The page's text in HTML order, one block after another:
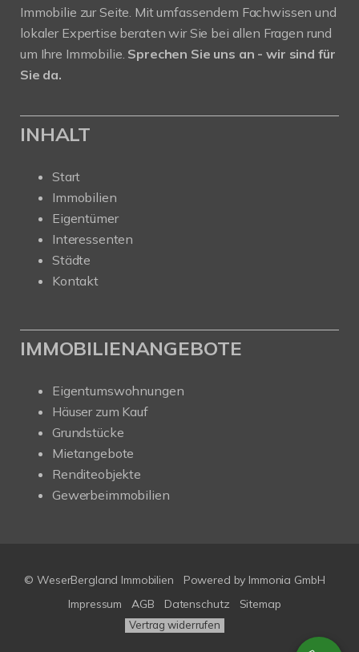
Immobilie zur Seite. Mit umfassendem Fachwissen und
lokaler Expertise beraten wir Sie bei allen Fragen rund
um Ihre Immobilie. Sprechen Sie uns an - wir sind für
Sie da.
INHALT
Start
Immobilien
Eigentümer
Interessenten
Städte
Kontakt
IMMOBILIENANGEBOTE
Eigentumswohnungen
Häuser zum Kauf
Grundstücke
Mietangebote
Renditeobjekte
Gewerbeimmobilien
© WeserBergland Immobilien Powered by Immonia GmbH
Impressum
AGB Datenschutz Sitemap
Vertrag widerrufen